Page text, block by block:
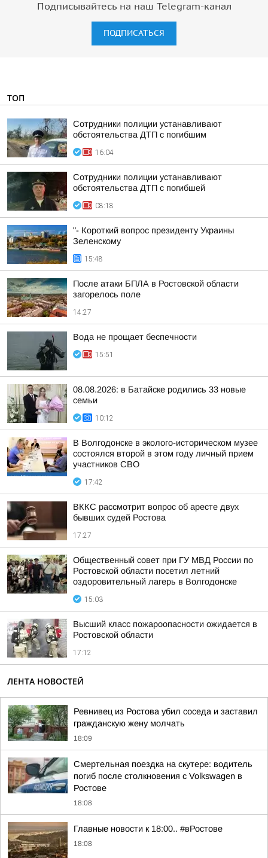
Подписывайтесь на наш Telegram-канал
ПОДПИСАТЬСЯ
ТОП
Сотрудники полиции устанавливают
обстоятельства ДТП с погибшим
16:04
Сотрудники полиции устанавливают
обстоятельства ДТП с погибшей
08:18
"- Короткий вопрос президенту Украины
Зеленскому
15:48
После атаки БПЛА в Ростовской области
загорелось поле
14:27
Вода не прощает беспечности
15:51
08.08.2026: в Батайске родились 33 новые
семьи
10:12
В Волгодонске в эколого-историческом музее
состоялся второй в этом году личный прием
участников СВО
17:42
ВККС рассмотрит вопрос об аресте двух
бывших судей Ростова
17:27
Общественный совет при ГУ МВД России по
Ростовской области посетил летний
оздоровительный лагерь в Волгодонске
15:03
Высший класс пожароопасности ожидается в
Ростовской области
17:12
ЛЕНТА НОВОСТЕЙ
Ревнивец из Ростова убил соседа и заставил
гражданскую жену молчать
18:09
Смертельная поездка на скутере: водитель
погиб после столкновения с Volkswagen в
Ростове
18:08
Главные новости к 18:00.. #вРостове
18:08